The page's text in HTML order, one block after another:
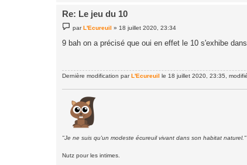
Re: Le jeu du 10
e
s
parL'Ecureuil » 18 juillet 2020, 23:34
9 bah on a précisé que oui en effet le 10 s'exhibe
Dernière modification parL'Ecureuil le 18 juillet 2020, 23:35,
"Je ne suis qu'un modeste écureuil vivant dans son habitat naturel."
Nutz pour les intimes.